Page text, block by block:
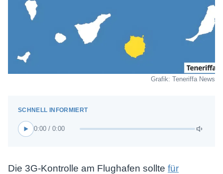
Grafik: Teneriffa News
0:00 / 0:00
Die 3G-Kontrolle am Flughafen sollte für